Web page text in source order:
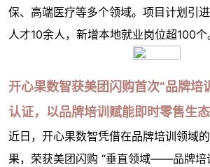
保、高端医疗等多个领域。项目计划引
人才10余人，新增本地就业岗位超100个
开心果数智获美团闪购首次“品牌培
认证，以品牌培训赋能即时零售生
近日，开心果数智凭借在品牌培训领域
果，荣获美团闪购 “垂直领域——品牌培